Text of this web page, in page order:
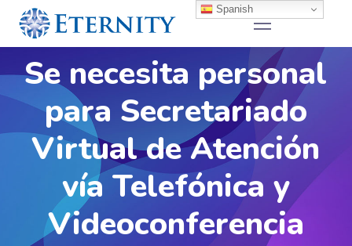
Se necesita personal
para Secretariado
Virtual de Atención
vía Telefónica y
Videoconferencia
Spanish